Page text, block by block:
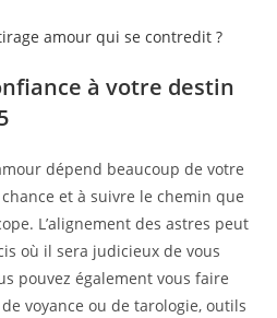
amour qui se contredit ?
à votre destin
dépend beaucoup de votre
et à suivre le chemin que
L’alignement des astres peut
où il sera judicieux de vous
pouvez également vous faire
voyance ou de tarologie, outils